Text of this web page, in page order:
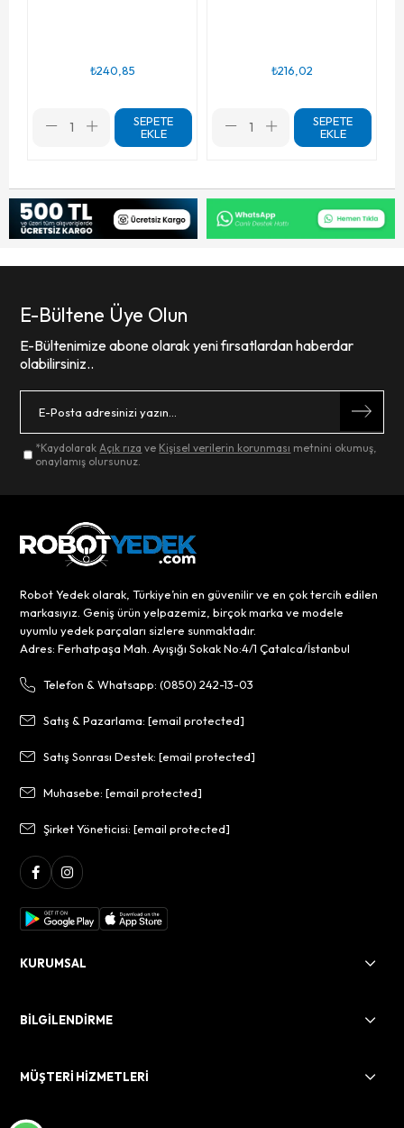
₺240,85
SEPETE
EKLE
₺216,02
SEPETE
EKLE
E-Bültene Üye Olun
E-Bültenimize abone olarak yeni fırsatlardan haberdar
olabilirsiniz..
*KaydolarakAçık rıza ve Kişisel verilerin korunması metnini okumuş,
onaylamış olursunuz.
Robot Yedek olarak, Türkiye’nin en güvenilir ve en çok tercih edilen
markasıyız. Geniş ürün yelpazemiz, birçok marka ve modele
uyumlu yedek parçaları sizlere sunmaktadır.
Adres: Ferhatpaşa Mah. Ayışığı Sokak No:4/1 Çatalca/İstanbul
Telefon & Whatsapp: (0850) 242-13-03
Satış & Pazarlama:[email protected]
Satış Sonrası Destek:[email protected]
Muhasebe:[email protected]
Şirket Yöneticisi:[email protected]
KURUMSAL
BİLGİLENDİRME
MÜŞTERİ HİZMETLERİ